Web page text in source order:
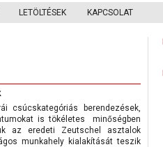
LETÖLTÉSEK KAPCSOLAT
csúcskategóriás berendezések,
is tökéletes minőségben
az eredeti Zeutschel asztalok
munkahely kialakítását teszik